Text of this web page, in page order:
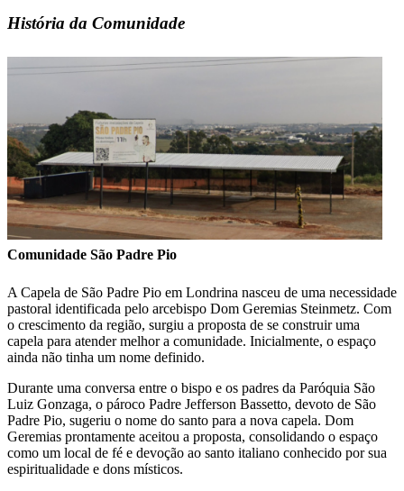
História da Comunidade
Comunidade São Padre Pio
A Capela de São Padre Pio em Londrina nasceu de uma necessidade
pastoral identificada pelo arcebispo Dom Geremias Steinmetz. Com
o crescimento da região, surgiu a proposta de se construir uma
capela para atender melhor a comunidade. Inicialmente, o espaço
ainda não tinha um nome definido.
Durante uma conversa entre o bispo e os padres da Paróquia São
Luiz Gonzaga, o pároco Padre Jefferson Bassetto, devoto de São
Padre Pio, sugeriu o nome do santo para a nova capela. Dom
Geremias prontamente aceitou a proposta, consolidando o espaço
como um local de fé e devoção ao santo italiano conhecido por sua
espiritualidade e dons místicos.